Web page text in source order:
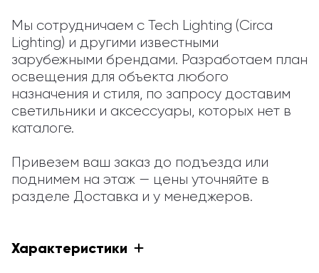
Мы сотрудничаем с Tech Lighting (Circa
Lighting) и другими известными
зарубежными брендами. Разработаем план
освещения для объекта любого
назначения и стиля, по запросу доставим
светильники и аксессуары, которых нет в
каталоге.
Привезем ваш заказ до подъезда или
поднимем на этаж — цены уточняйте в
разделе Доставка и у менеджеров.
Характеристики